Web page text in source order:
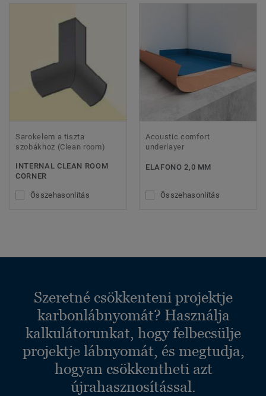
Sarokelem a tiszta
szobákhoz (Clean room)
INTERNAL CLEAN ROOM
CORNER
Összehasonlítás
Acoustic comfort
underlayer
ELAFONO 2,0 MM
Összehasonlítás
Szeretné csökkenteni projektje
karbonlábnyomát? Használja
kalkulátorunkat, hogy felbecsülje
projektje lábnyomát, és megtudja,
hogyan csökkentheti azt
újrahasznosítással.